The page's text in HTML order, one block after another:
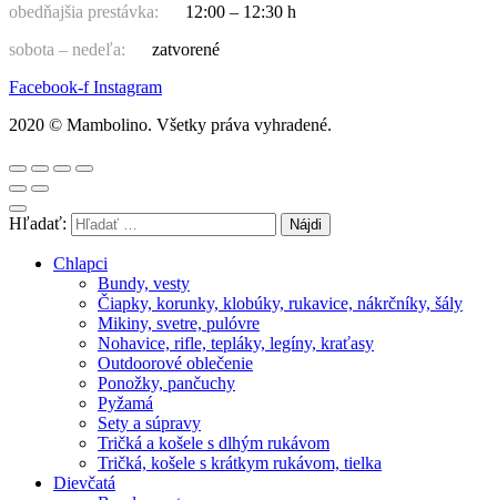
obedňajšia prestávka:
12:00 – 12:30 h
sobota – nedeľa:
zatvorené
Facebook-f Instagram
2020 © Mambolino. Všetky práva vyhradené.
Hľadať:
Chlapci
Bundy, vesty
Čiapky, korunky, klobúky, rukavice, nákrčníky, šály
Mikiny, svetre, pulóvre
Nohavice, rifle, tepláky, legíny, kraťasy
Outdoorové oblečenie
Ponožky, pančuchy
Pyžamá
Sety a súpravy
Tričká a košele s dlhým rukávom
Tričká, košele s krátkym rukávom, tielka
Dievčatá